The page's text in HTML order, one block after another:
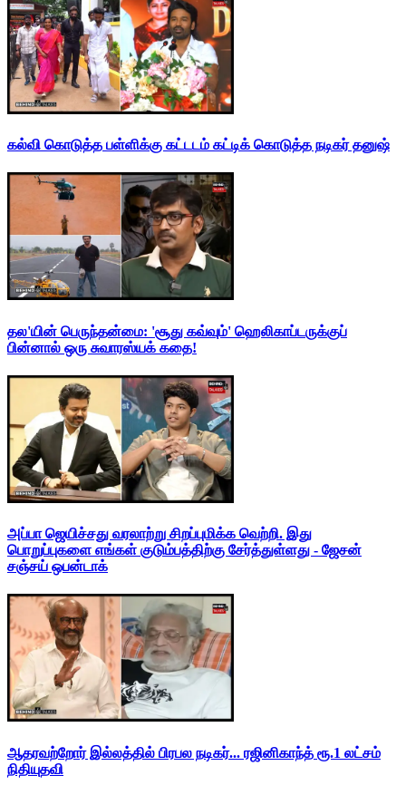
கல்வி கொடுத்த பள்ளிக்கு கட்டடம் கட்டிக் கொடுத்த நடிகர் தனுஷ்
தல'யின் பெருந்தன்மை: 'சூது கவ்வும்' ஹெலிகாப்டருக்குப்
பின்னால் ஒரு சுவாரஸ்யக் கதை!
அப்பா ஜெயிச்சது வரலாற்று சிறப்புமிக்க வெற்றி. இது
பொறுப்புகளை எங்கள் குடும்பத்திற்கு சேர்த்துள்ளது - ஜேசன்
சஞ்சய் ஒபன்டாக்
ஆதரவற்றோர் இல்லத்தில் பிரபல நடிகர்... ரஜினிகாந்த் ரூ.1 லட்சம்
நிதியுதவி